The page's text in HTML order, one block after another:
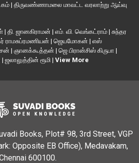
| திருவண்ணாமலை மாவட்ட வரலாற்று ஆய்வு
| தி. ஜானகிராமன் | எம். வி. வெங்கட்ராம் | சுந்தர
ராமசுப்ரமணியன் | ஜெயமோகன் | எஸ்
| ஞானக்கூத்தன் | ஜெ பிரான்சிஸ் கிருபா |
| ஜலாலுத்தின் ரூமி | View More
Books, Plot# 98, 3rd Street, VGP
Opposite EB Office), Medavakam,
600100.